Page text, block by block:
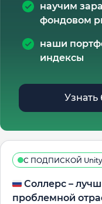
научим
фондовом
наши
индексы
С ПОДПИСКОЙ Unity
🇷🇺 Соллерс –
проблемной